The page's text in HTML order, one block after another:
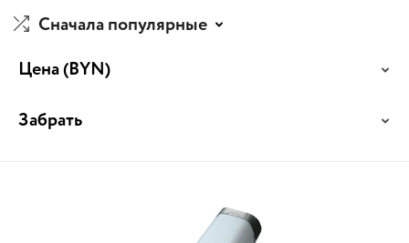
Сначала популярные
Цена(BYN)
Забрать